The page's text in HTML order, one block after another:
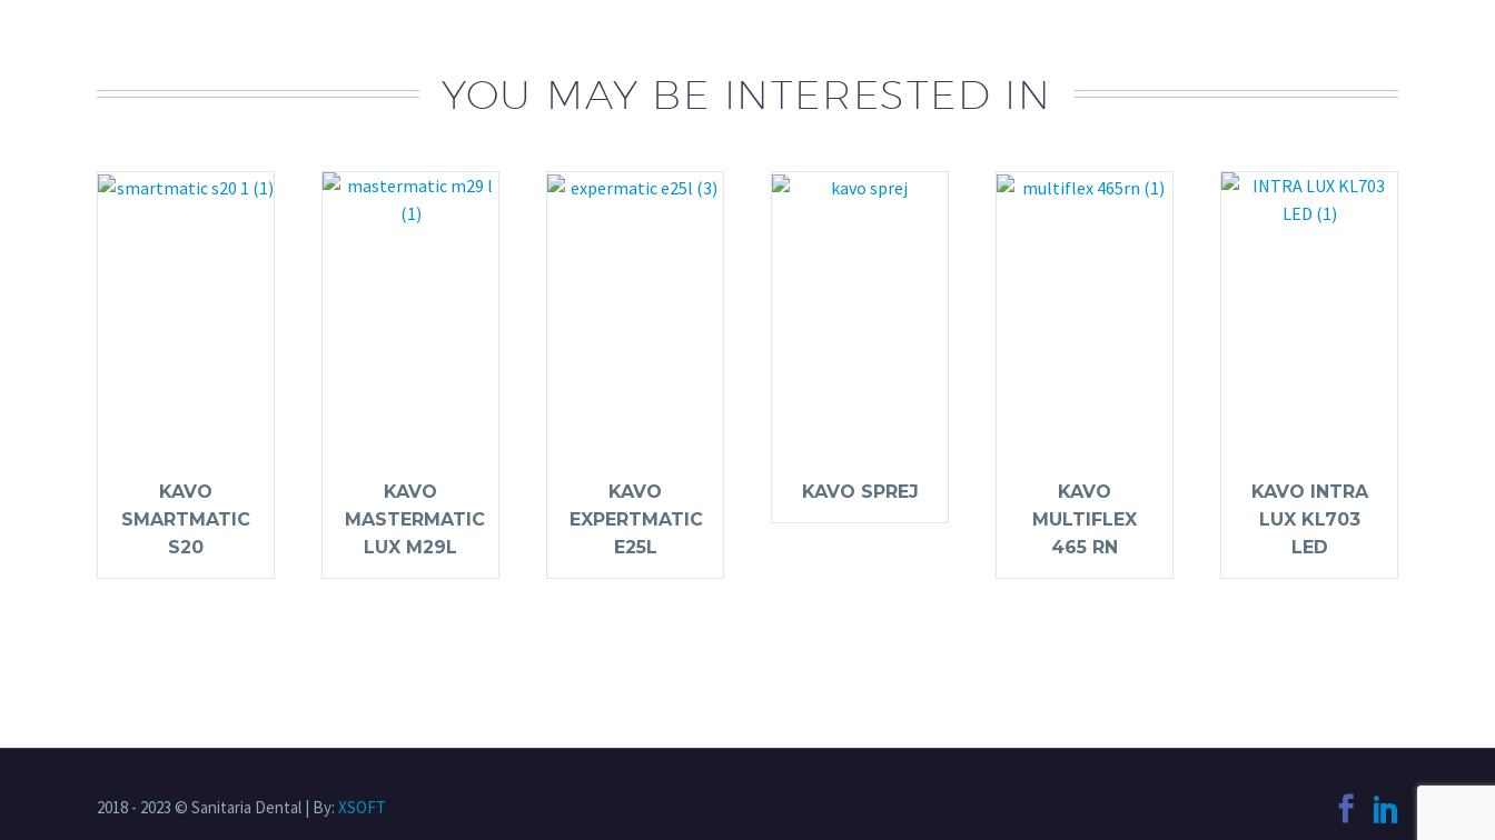
YOU MAY BE INTERESTED IN
KAVO
SMARTMATIC
S20
KAVO
MASTERMATIC
LUX M29L
KAVO
EXPERTMATIC
E25L
KAVO SPREJ
KAVO
MULTIFLEX
465 RN
KAVO INTRA
LUX KL703
LED
2018 - 2023 © Sanitaria Dental | By: XSOFT